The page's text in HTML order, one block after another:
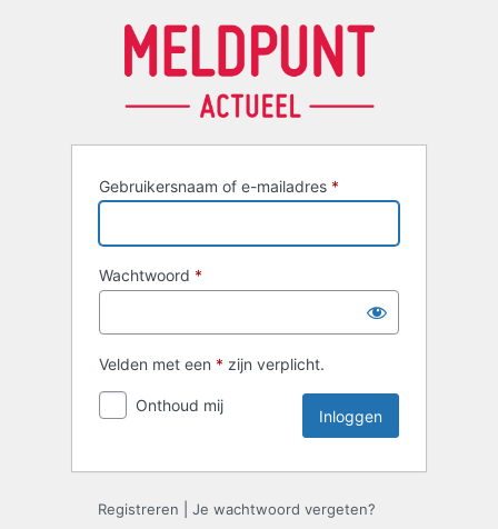
Gebruikersnaam of e-mailadres *
Wachtwoord *
Velden met een * zijn verplicht.
Onthoud mij
Registreren Je wachtwoord vergeten?